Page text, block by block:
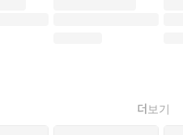
더보기